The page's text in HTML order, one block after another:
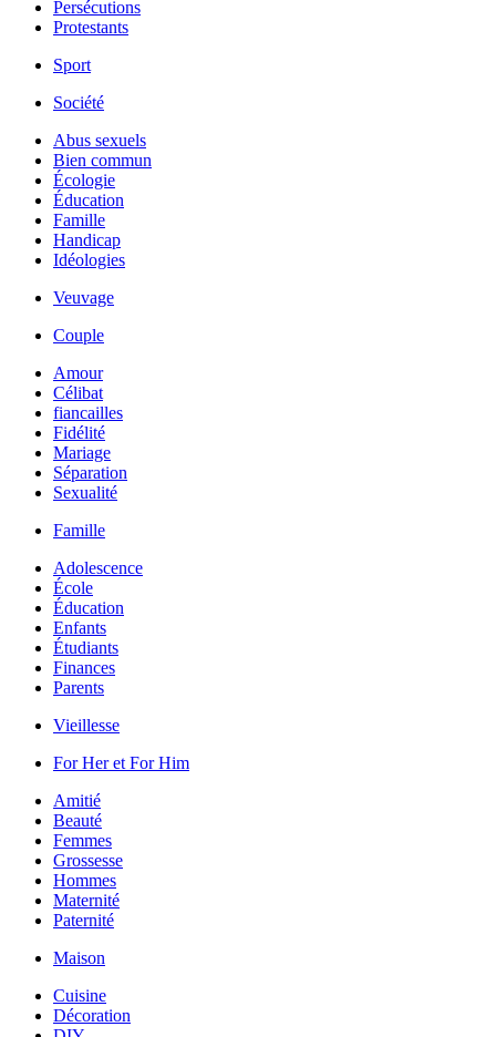
Persécutions
Protestants
Sport
Société
Abus sexuels
Bien commun
Écologie
Éducation
Famille
Handicap
Idéologies
Veuvage
Couple
Amour
Célibat
fiancailles
Fidélité
Mariage
Séparation
Sexualité
Famille
Adolescence
École
Éducation
Enfants
Étudiants
Finances
Parents
Vieillesse
For Her et For Him
Amitié
Beauté
Femmes
Grossesse
Hommes
Maternité
Paternité
Maison
Cuisine
Décoration